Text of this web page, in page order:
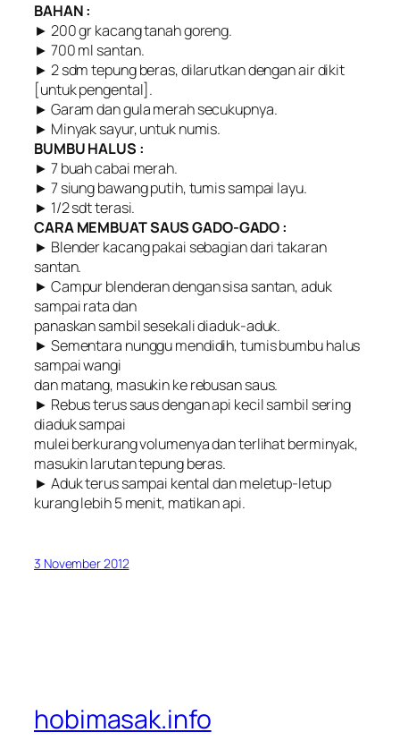
BAHAN :
► 200 gr kacang tanah goreng.
► 700 ml santan.
► 2 sdm tepung beras, dilarutkan dengan air dikit
[untuk pengental].
► Garam dan gula merah secukupnya.
► Minyak sayur, untuk numis.
BUMBU HALUS :
► 7 buah cabai merah.
► 7 siung bawang putih, tumis sampai layu.
► 1/2 sdt terasi.
CARA MEMBUAT SAUS GADO-GADO :
► Blender kacang pakai sebagian dari takaran
santan.
► Campur blenderan dengan sisa santan, aduk
sampai rata dan
panaskan sambil sesekali diaduk-aduk.
► Sementara nunggu mendidih, tumis bumbu halus
sampai wangi
dan matang, masukin ke rebusan saus.
► Rebus terus saus dengan api kecil sambil sering
diaduk sampai
mulei berkurang volumenya dan terlihat berminyak,
masukin larutan tepung beras.
► Aduk terus sampai kental dan meletup-letup
kurang lebih 5 menit, matikan api.
3 November 2012
hobimasak.info